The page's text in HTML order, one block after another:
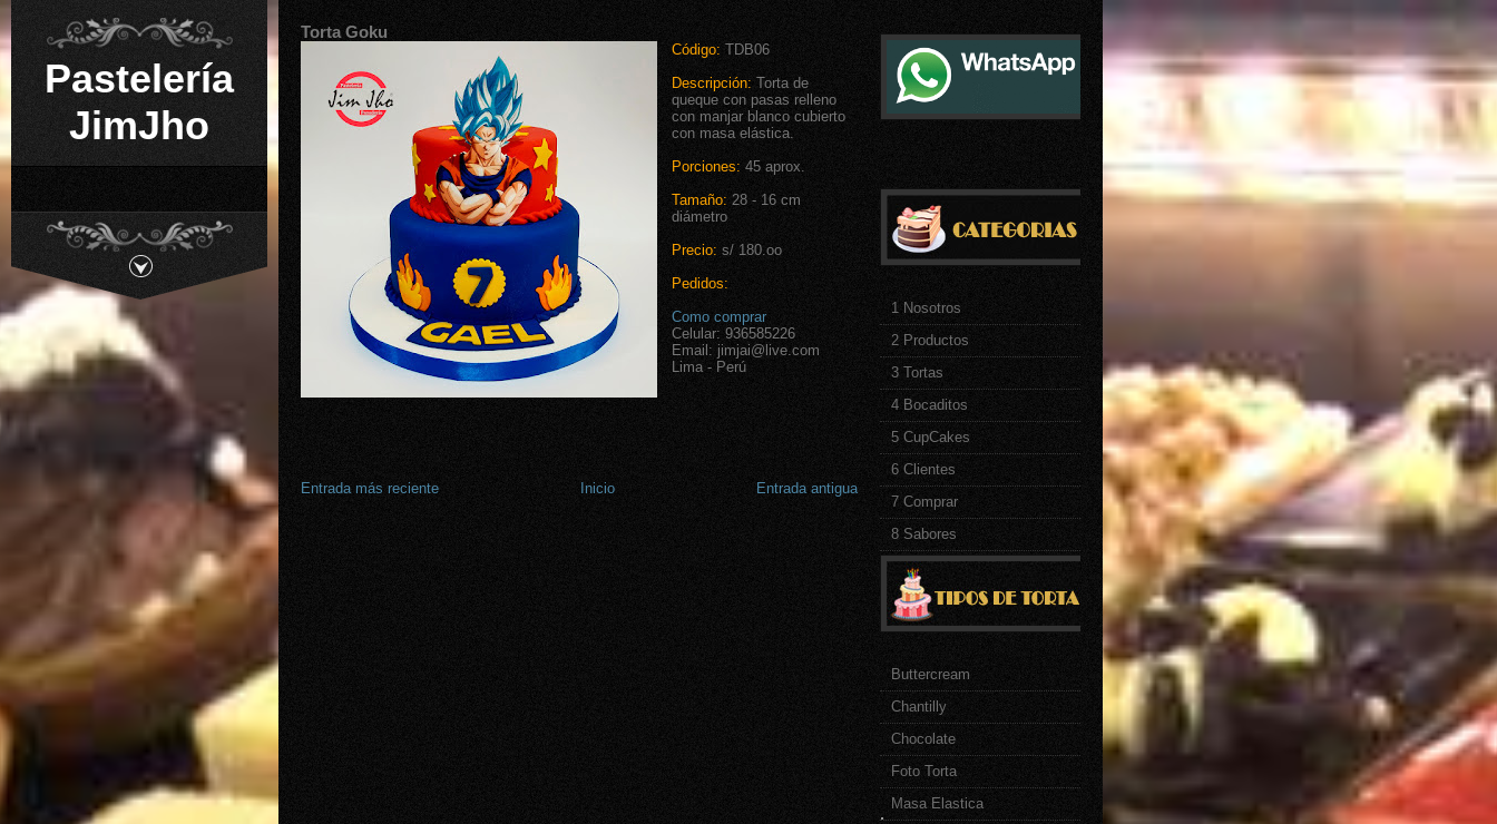
Pastelería
JimJho
Torta Goku
Código: TDB06
Descripción: Torta de
queque con pasas relleno
con manjar blanco cubierto
con masa elástica.
Porciones: 45 aprox.
Tamaño: 28 - 16 cm
diámetro
Precio: s/ 180.oo
Pedidos:
Como comprar
Celular: 936585226
Email: jimjai@live.com
Lima - Perú
Entrada más reciente Entrada antigua
Inicio
1 Nosotros
2 Productos
3 Tortas
4 Bocaditos
5 CupCakes
6 Clientes
7 Comprar
8 Sabores
Buttercream
Chantilly
Chocolate
Foto Torta
Masa Elastica
.